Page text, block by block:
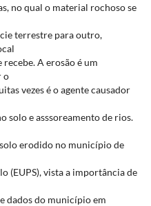
no qual o material rochoso se
terrestre para outro,
A erosão é um
o
vezes é o agente causador
solo e asssoreamento de rios.
erodido no município de
(EUPS), vista a importância de
dados do município em